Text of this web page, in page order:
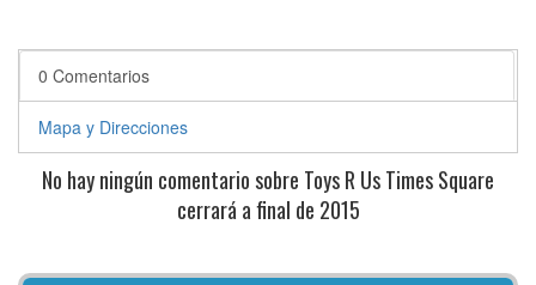
0 Comentarios
Mapa y Direcciones
No hay ningún comentario sobre Toys R Us Times Square
cerrará a final de 2015